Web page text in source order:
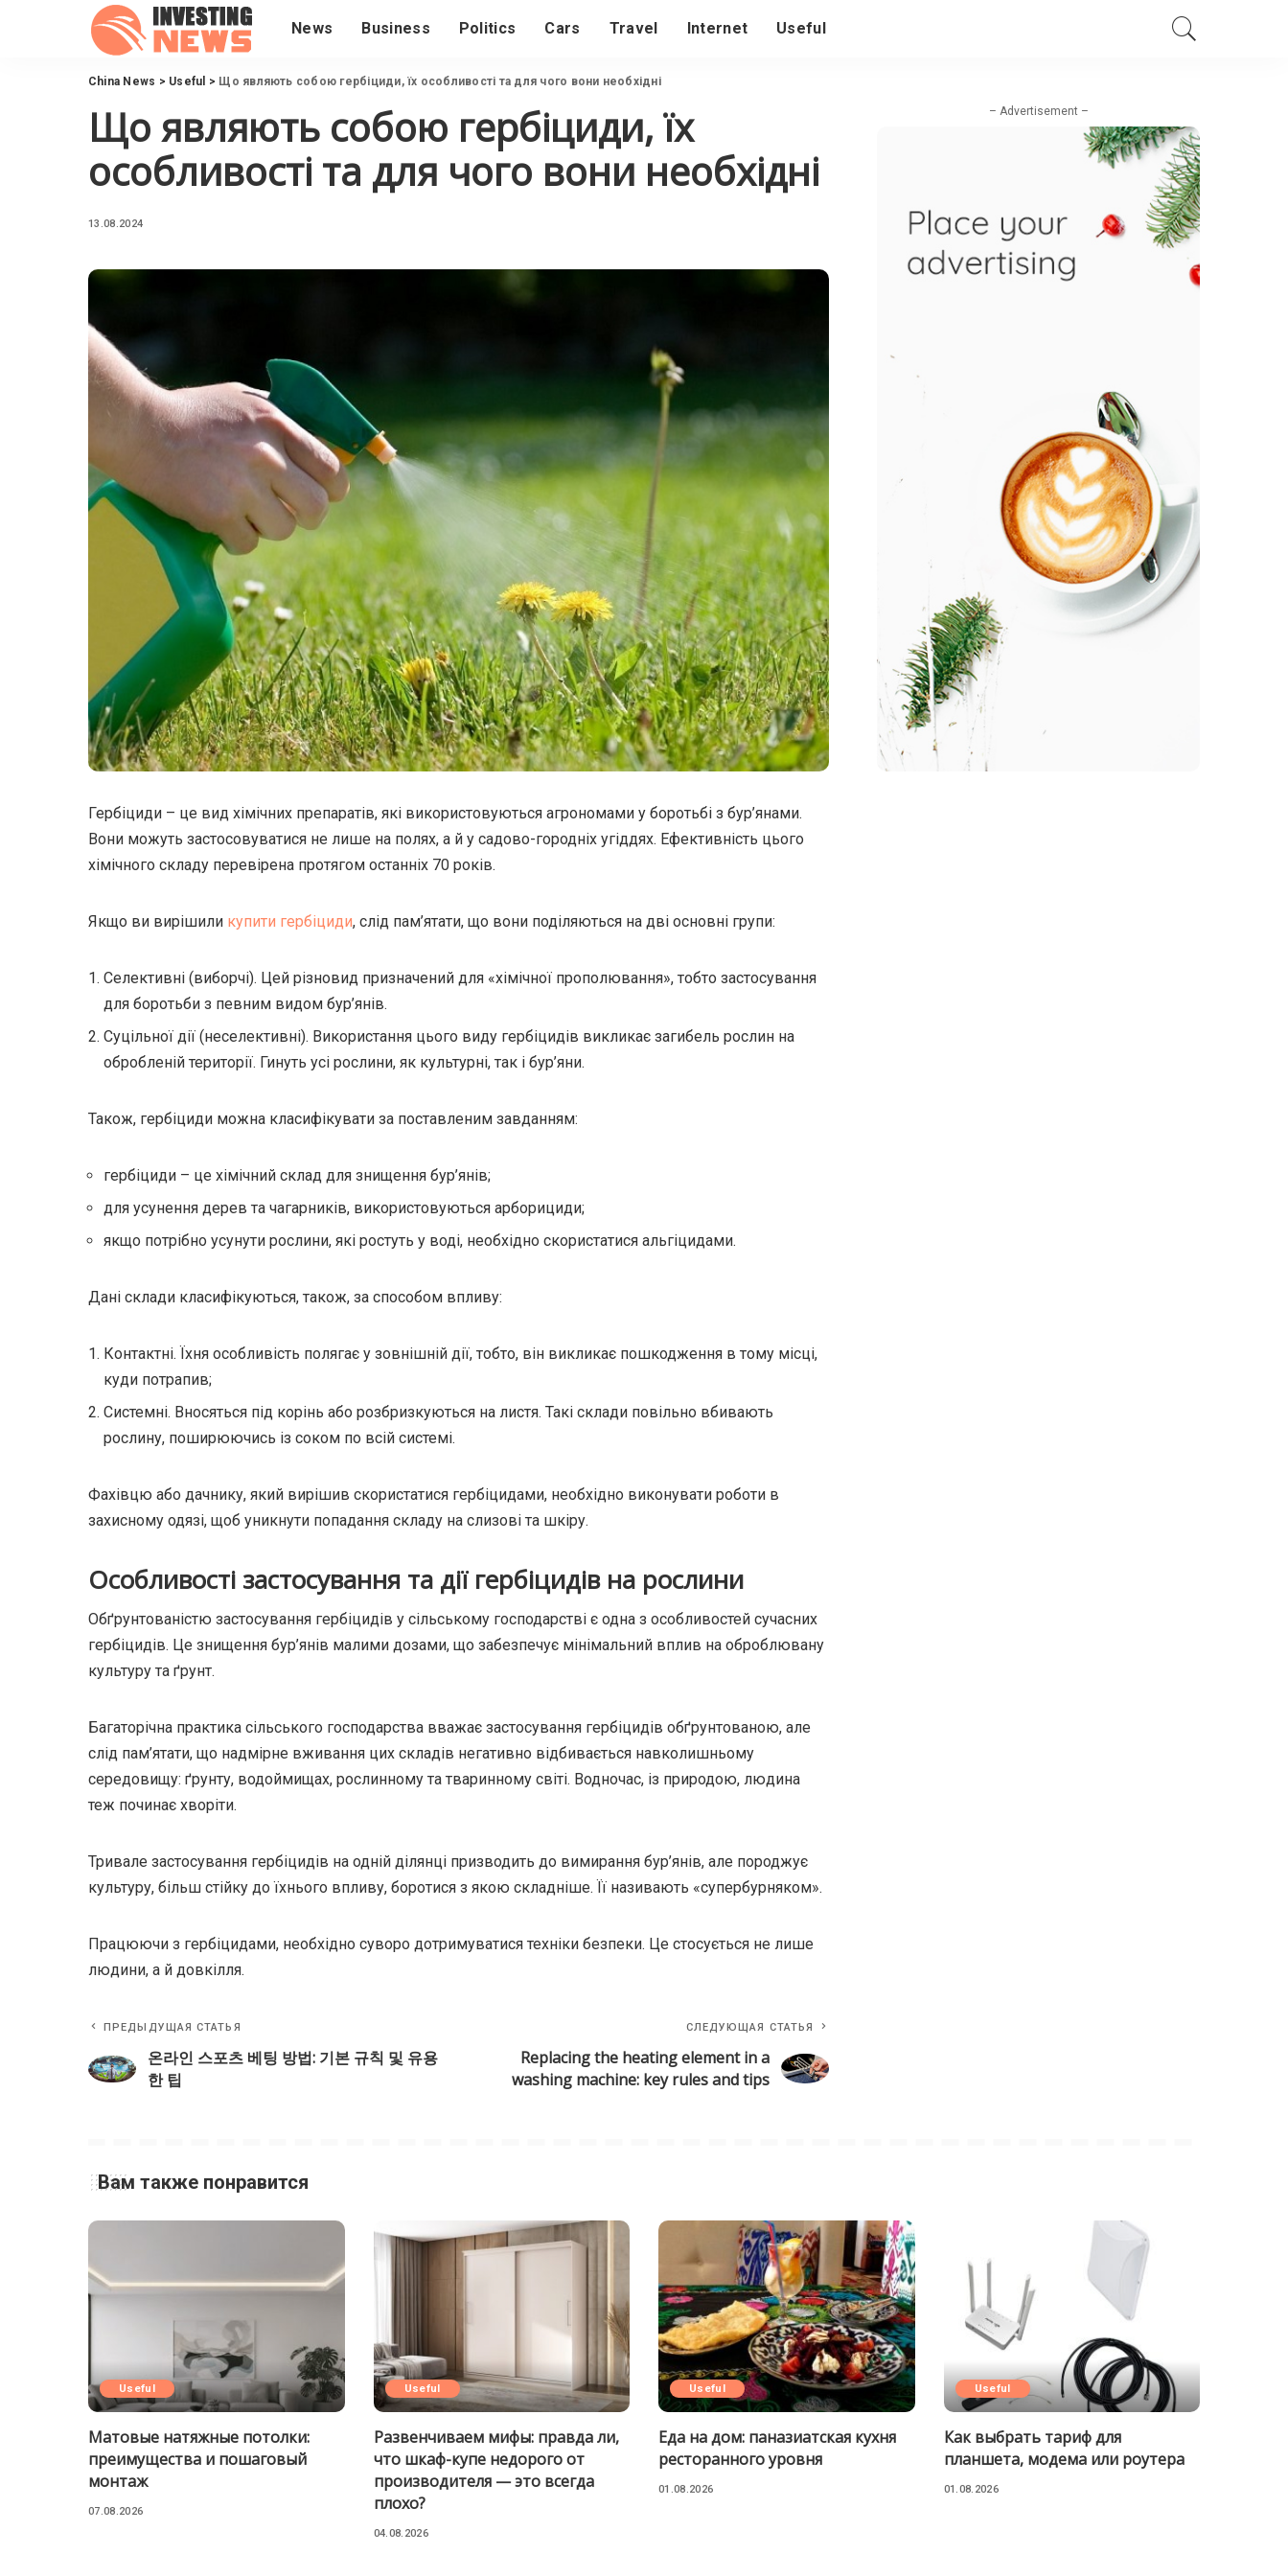
News Business Politics Cars Travel Internet Useful
China News > Useful > Що являють собою гербіциди, їх особливості та для чого вони необхідні
Що являють собою гербіциди, їх
особливості та для чого вони необхідні
13.08.2024
Гербіциди – це вид хімічних препаратів, які використовуються агрономами у боротьбі з бур’янами.
Вони можуть застосовуватися не лише на полях, а й у садово-городніх угіддях. Ефективність цього
хімічного складу перевірена протягом останніх 70 років.
Якщо ви вирішили купити гербіциди, слід пам’ятати, що вони поділяються на дві основні групи:
Селективні (виборчі). Цей різновид призначений для «хімічної прополювання», тобто застосування
для боротьби з певним видом бур’янів.
Суцільної дії (неселективні). Використання цього виду гербіцидів викликає загибель рослин на
обробленій території. Гинуть усі рослини, як культурні, так і бур’яни.
Також, гербіциди можна класифікувати за поставленим завданням:
гербіциди – це хімічний склад для знищення бур’янів;
для усунення дерев та чагарників, використовуються арборициди;
якщо потрібно усунути рослини, які ростуть у воді, необхідно скористатися альгіцидами.
Дані склади класифікуються, також, за способом впливу:
Контактні. Їхня особливість полягає у зовнішній дії, тобто, він викликає пошкодження в тому місці,
куди потрапив;
Системні. Вносяться під корінь або розбризкуються на листя. Такі склади повільно вбивають
рослину, поширюючись із соком по всій системі.
Фахівцю або дачнику, який вирішив скористатися гербіцидами, необхідно виконувати роботи в
захисному одязі, щоб уникнути попадання складу на слизові та шкіру.
Особливості застосування та дії гербіцидів на рослини
Обґрунтованістю застосування гербіцидів у сільському господарстві є одна з особливостей сучасних
гербіцидів. Це знищення бур’янів малими дозами, що забезпечує мінімальний вплив на оброблювану
культуру та ґрунт.
Багаторічна практика сільського господарства вважає застосування гербіцидів обґрунтованою, але
слід пам’ятати, що надмірне вживання цих складів негативно відбивається навколишньому
середовищу: ґрунту, водоймищах, рослинному та тваринному світі. Водночас, із природою, людина
теж починає хворіти.
Тривале застосування гербіцидів на одній ділянці призводить до вимирання бур’янів, але породжує
культуру, більш стійку до їхнього впливу, боротися з якою складніше. Її називають «супербурняком».
Працюючи з гербіцидами, необхідно суворо дотримуватися техніки безпеки. Це стосується не лише
людини, а й довкілля.
ПРЕДЫДУЩАЯ СТАТЬЯ
온라인 스포츠 베팅 방법: 기본 규칙 및 유용
한 팁
СЛЕДУЮЩАЯ СТАТЬЯ
Replacing the heating element in a
washing machine: key rules and tips
– Advertisement –
Вам также понравится
Useful
Матовые натяжные потолки:
преимущества и пошаговый
монтаж
07.08.2026
Useful
Развенчиваем мифы: правда ли,
что шкаф-купе недорого от
производителя — это всегда
плохо?
04.08.2026
Useful
Еда на дом: паназиатская кухня
ресторанного уровня
01.08.2026
Useful
Как выбрать тариф для
планшета, модема или роутера
01.08.2026